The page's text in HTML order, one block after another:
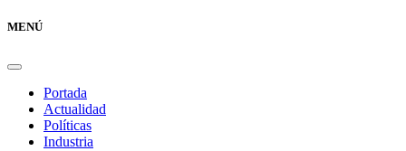
MENÚ
Portada
Actualidad
Políticas
Industria